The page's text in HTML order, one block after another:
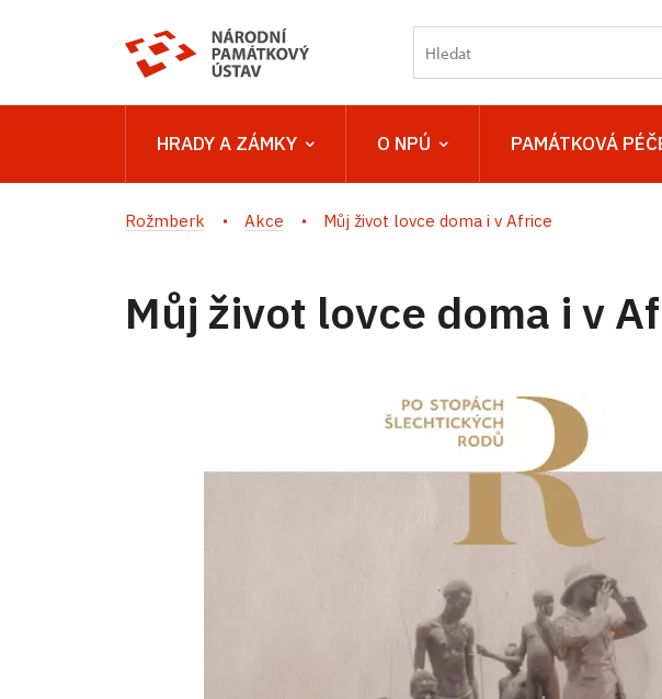
HRADY A ZÁMKY O NPÚ PAMÁTKOVÁ
Rožmberk Akce Můj život lovce doma i v Africe
Můj život lovce doma i v